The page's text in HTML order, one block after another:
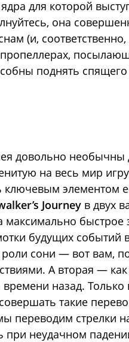
для которой
она
(и,
поднять
довольно необычны
на весь мир игру
ключевым элементом
Journey в двух
максимально
будущих событий
роли сони — вот вам,
А вторая —
назад.
такие
переводим стрелки
при неудачном